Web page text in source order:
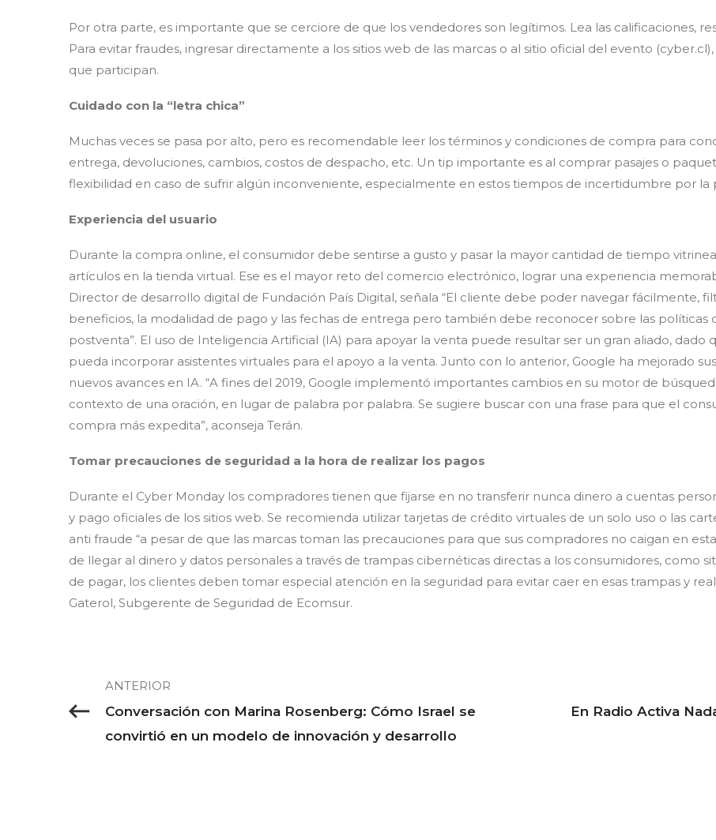
Por otra parte, es importante que se cerciore de que los vendedores son legítimos. Lea las calificaciones,
Para evitar fraudes, ingresar directamente a los sitios web de las marcas o al sitio oficial del evento
que participan.
Cuidado con la “letra chica”
Muchas veces se pasa por alto, pero es recomendable leer los términos y condiciones de compra para
entrega, devoluciones, cambios, costos de despacho, etc. Un tip importante es al comprar pasajes o
flexibilidad en caso de sufrir algún inconveniente, especialmente en estos tiempos de incertidumbre por la
Experiencia del usuario
Durante la compra online, el consumidor debe sentirse a gusto y pasar la mayor cantidad de tiempo
artículos en la tienda virtual. Ese es el mayor reto del comercio electrónico, lograr una experiencia
Director de desarrollo digital de Fundación País Digital, señala “El cliente debe poder navegar fácilmente,
beneficios, la modalidad de pago y las fechas de entrega pero también debe reconocer sobre las políticas
postventa”. El uso de Inteligencia Artificial (IA) para apoyar la venta puede resultar ser un gran aliado,
pueda incorporar asistentes virtuales para el apoyo a la venta. Junto con lo anterior, Google ha mejorado
nuevos avances en IA. “A fines del 2019, Google implementó importantes cambios en su motor de
contexto de una oración, en lugar de palabra por palabra. Se sugiere buscar con una frase para que el
compra más expedita”, aconseja Terán.
Tomar precauciones de seguridad a la hora de realizar los pagos
Durante el Cyber Monday los compradores tienen que fijarse en no transferir nunca dinero a cuentas
y pago oficiales de los sitios web. Se recomienda utilizar tarjetas de crédito virtuales de un solo uso o las
anti fraude “a pesar de que las marcas toman las precauciones para que sus compradores no caigan en
de llegar al dinero y datos personales a través de trampas cibernéticas directas a los consumidores, como
de pagar, los clientes deben tomar especial atención en la seguridad para evitar caer en esas trampas y
Gaterol, Subgerente de Seguridad de Ecomsur.
ANTERIOR
Conversación con Marina Rosenberg: Cómo Israel se
convirtió en un modelo de innovación y desarrollo
En Radio Activa